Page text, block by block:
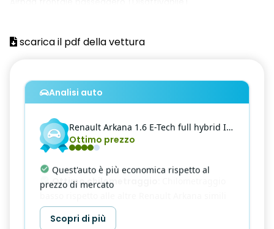
Airbag laterali per la protezione del torace
Armonia interna in nero titanio
Assistenza al mantenimento della corsia (Lane Keep Assist)
Assistenza all'uscita dal parcheggio (Rear Cross Traffic
Assistenza alla frenata di emergenza AFU
Avviso attraversamento linea di corsia (Lane Departure
scarica il pdf della vettura
Analisi auto
Renault Arkana 1.6 E-Tech full hybrid Intens 145cv
Ottimo prezzo
Quest'auto è più economica rispetto al
prezzo di mercato
Scopri di più